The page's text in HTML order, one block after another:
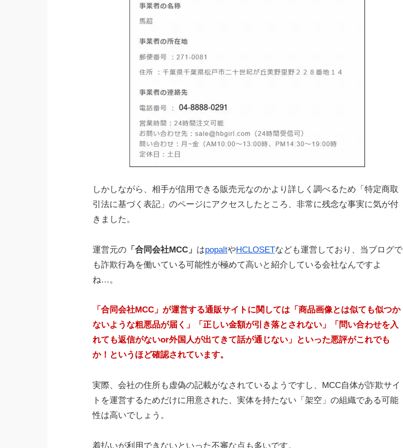
しかしながら、相手が信用できる販売元なのかより詳しく調べるため「特定商取
引法に基づく表記」のページにアクセスしたところ、非常に残念な事実に気が付
きました。
運営元の「合同会社MCC」 はpopaltやHCLOSETなども運営しており、当ブログで
も詐欺行為を働いている可能性が極めて高いと紹介している会社なんですよ
ね…。
「合同会社MCC」が運営する通販サイトに関しては「商品画像とは似ても似つか
ないような粗悪品が届く」「正しい金額が引き落とされない」「問い合わせを入
れても返信がないor外国人が出てきて話が通じない」といった悪評がこれでも
か！というほど確認されています。
実際、会社の住所も虚偽の記載がなされているようですし、MCC自体が詐欺サイ
トを運営するためだけに用意された、実体を持たない「架空」の組織である可能
性は高いでしょう。
着払いが利用できないといった不審な点も多いです。